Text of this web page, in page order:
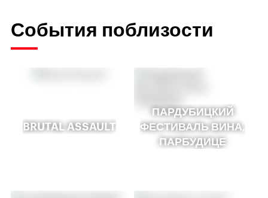
События поблизости
BRUTAL ASSAULT
ПАРДУБИЦКИЙ
ФЕСТИВАЛЬ ВИНА,
ПАРБУДИЦЕ